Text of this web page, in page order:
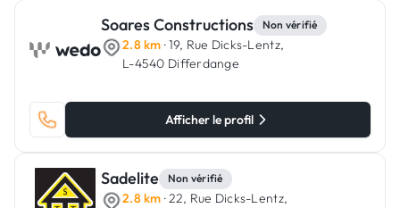
Soares Constructions Non vérifié
2.8 km · 19, Rue Dicks-Lentz,
L-4540 Differdange
Afficher le profil
Sadelite Non vérifié
2.8 km · 22, Rue Dicks-Lentz,